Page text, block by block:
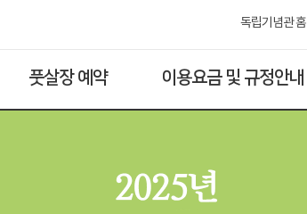
독립기념관 홈
풋살장 예약 이용요금 및 규정안내